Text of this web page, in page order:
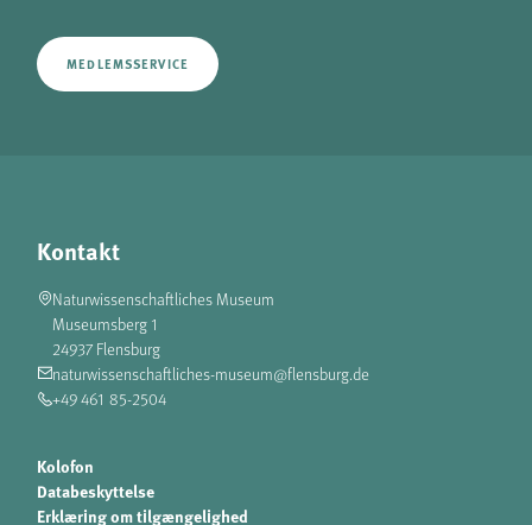
MEDLEMSSERVICE
Kontakt
Naturwissenschaftliches Museum
Museumsberg 1
24937 Flensburg
naturwissenschaftliches-museum@flensburg.de
+49 461 85-2504
Kolofon
Databeskyttelse
Erklæring om tilgængelighed